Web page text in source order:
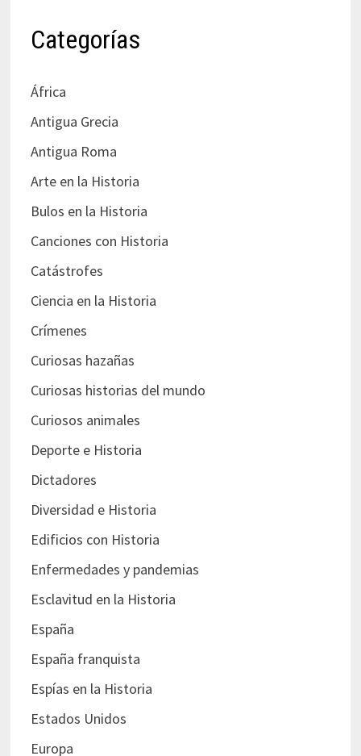
Categorías
África
Antigua Grecia
Antigua Roma
Arte en la Historia
Bulos en la Historia
Canciones con Historia
Catástrofes
Ciencia en la Historia
Crímenes
Curiosas hazañas
Curiosas historias del mundo
Curiosos animales
Deporte e Historia
Dictadores
Diversidad e Historia
Edificios con Historia
Enfermedades y pandemias
Esclavitud en la Historia
España
España franquista
Espías en la Historia
Estados Unidos
Europa